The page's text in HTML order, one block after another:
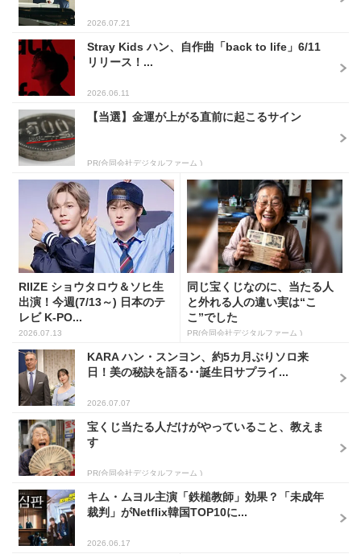
2026.07.21
Stray Kids ハン、自作曲「back to life」6/11
リリース！...
2026.06.11
【当選】金運が上がる直前に起こるサイン
PR(合同会社デジタルファーム )
RIIZE ショウタロウ＆ソヒ生
出演！今週(7/13～) 日本のテ
レビ K-PO...
2026.07.13
同じ宝くじなのに、当たる人
と外れる人の違い実は“こ
こ”でした
PR(合同会社デジタルファーム )
KARA ハン・スンヨン、約5カ月ぶりソロ来
日！美の秘訣を語る･･誕生日サプライ...
2026.07.07
宝くじ当たる人だけがやっていること、教えま
す
PR(合同会社デジタルファーム )
キム・ムヨル主演「鉄槌教師」効果？「未成年
裁判」がNetflix韓国TOP10に...
2026.06.17